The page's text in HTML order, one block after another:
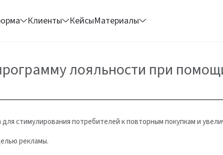
Клиенты КейсыМатериалы
лояльности при
стимулирования потребителей к повторным покупкам и
рекламы.